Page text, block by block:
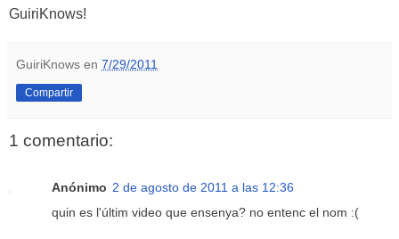
GuiriKnows!
GuiriKnows en 7/29/2011
Compartir
1 comentario:
Anónimo 2 de agosto de 2011 a las 12:36
quin es l'últim video que ensenya? no entenc el nom :(